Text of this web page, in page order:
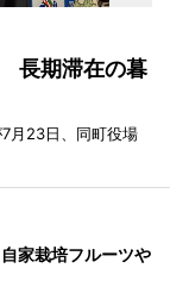
長期滞在の暮
月23日、同町役場
家栽培フルーツや